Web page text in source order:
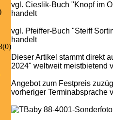
(0)
vgl. Cieslik-Buch "Knopf im
handelt
vgl. Pfeiffer-Buch "Steiff
handelt
Dieser Artikel stammt direkt
2024" weltweit meistbietend
Angebot zum Festpreis
vorheriger Terminabsprache